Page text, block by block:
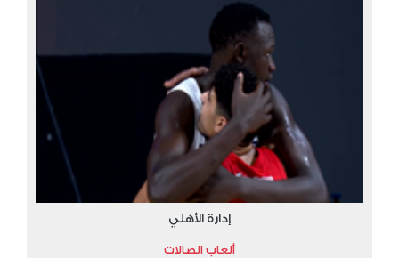
إدارة الأهلي
ألعاب الصالات